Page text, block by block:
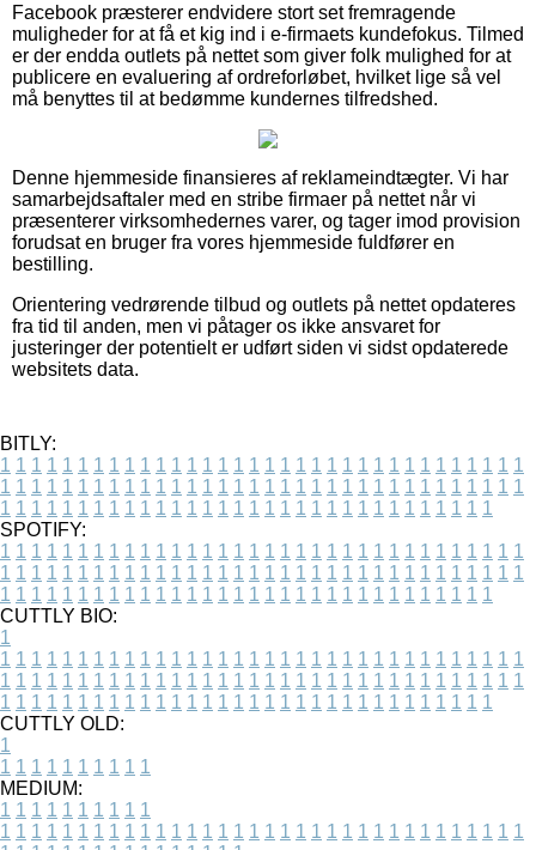
Facebook præsterer endvidere stort set fremragende
muligheder for at få et kig ind i e-firmaets kundefokus. Tilmed
er der endda outlets på nettet som giver folk mulighed for at
publicere en evaluering af ordreforløbet, hvilket lige så vel
må benyttes til at bedømme kundernes tilfredshed.
Denne hjemmeside finansieres af reklameindtægter. Vi har
samarbejdsaftaler med en stribe firmaer på nettet når vi
præsenterer virksomhedernes varer, og tager imod provision
forudsat en bruger fra vores hjemmeside fuldfører en
bestilling.
Orientering vedrørende tilbud og outlets på nettet opdateres
fra tid til anden, men vi påtager os ikke ansvaret for
justeringer der potentielt er udført siden vi sidst opdaterede
websitets data.
BITLY:
1 1 1 1 1 1 1 1 1 1 1 1 1 1 1 1 1 1 1 1 1 1 1 1 1 1 1 1 1 1 1 1 1 1
1 1 1 1 1 1 1 1 1 1 1 1 1 1 1 1 1 1 1 1 1 1 1 1 1 1 1 1 1 1 1 1 1 1
1 1 1 1 1 1 1 1 1 1 1 1 1 1 1 1 1 1 1 1 1 1 1 1 1 1 1 1 1 1 1 1
SPOTIFY:
1 1 1 1 1 1 1 1 1 1 1 1 1 1 1 1 1 1 1 1 1 1 1 1 1 1 1 1 1 1 1 1 1 1
1 1 1 1 1 1 1 1 1 1 1 1 1 1 1 1 1 1 1 1 1 1 1 1 1 1 1 1 1 1 1 1 1 1
1 1 1 1 1 1 1 1 1 1 1 1 1 1 1 1 1 1 1 1 1 1 1 1 1 1 1 1 1 1 1 1
CUTTLY BIO:
1
1 1 1 1 1 1 1 1 1 1 1 1 1 1 1 1 1 1 1 1 1 1 1 1 1 1 1 1 1 1 1 1 1 1
1 1 1 1 1 1 1 1 1 1 1 1 1 1 1 1 1 1 1 1 1 1 1 1 1 1 1 1 1 1 1 1 1 1
1 1 1 1 1 1 1 1 1 1 1 1 1 1 1 1 1 1 1 1 1 1 1 1 1 1 1 1 1 1 1 1
CUTTLY OLD:
1
1 1 1 1 1 1 1 1 1 1
MEDIUM:
1 1 1 1 1 1 1 1 1 1
1 1 1 1 1 1 1 1 1 1 1 1 1 1 1 1 1 1 1 1 1 1 1 1 1 1 1 1 1 1 1 1 1 1